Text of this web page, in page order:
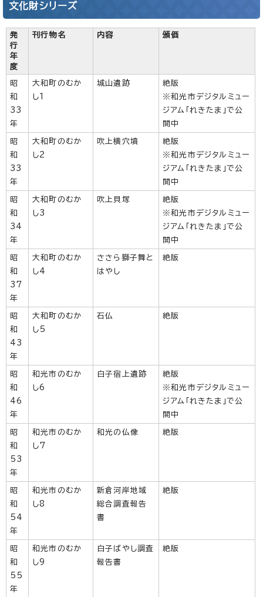
文化財シリーズ
発
行
年
度
刊行物名 内容 頒価
昭
和
33
年
大和町のむか
し1
城山遺跡
絶版
※和光市デジタルミュー
ジアム「れきたま」で公
開中
昭
和
33
年
大和町のむか
し2
吹上横穴墳
絶版
※和光市デジタルミュー
ジアム「れきたま」で公
開中
昭
和
34
年
大和町のむか
し3
吹上貝塚
絶版
※和光市デジタルミュー
ジアム「れきたま」で公
開中
昭
和
37
年
大和町のむか
し4
ささら獅子舞と
はやし
絶版
昭
和
43
年
大和町のむか
し5
石仏 絶版
昭
和
46
年
和光市のむか
し6
白子宿上遺跡
絶版
※和光市デジタルミュー
ジアム「れきたま」で公
開中
昭
和
53
年
和光市のむか
し7
和光の仏像 絶版
昭
和
54
年
和光市のむか
し8
新倉河岸地域
総合調査報告
書
絶版
昭
和
55
年
和光市のむか
し9
白子ばやし調査
報告書
絶版